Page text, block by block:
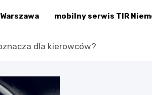
mobilny serwis TIR
dla kierowców?